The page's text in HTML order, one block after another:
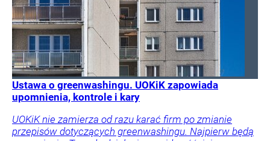
Ustawa o greenwashingu. UOKiK zapowiada
upomnienia, kontrole i kary
UOKiK nie zamierza od razu karać firm po zmianie
przepisów dotyczących greenwashingu. Najpierw będą